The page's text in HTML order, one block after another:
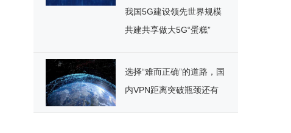
我国5G建设领先世界规模
共建共享做大5G“蛋糕”
选择“难而正确”的道路，国
内VPN距离突破瓶颈还有